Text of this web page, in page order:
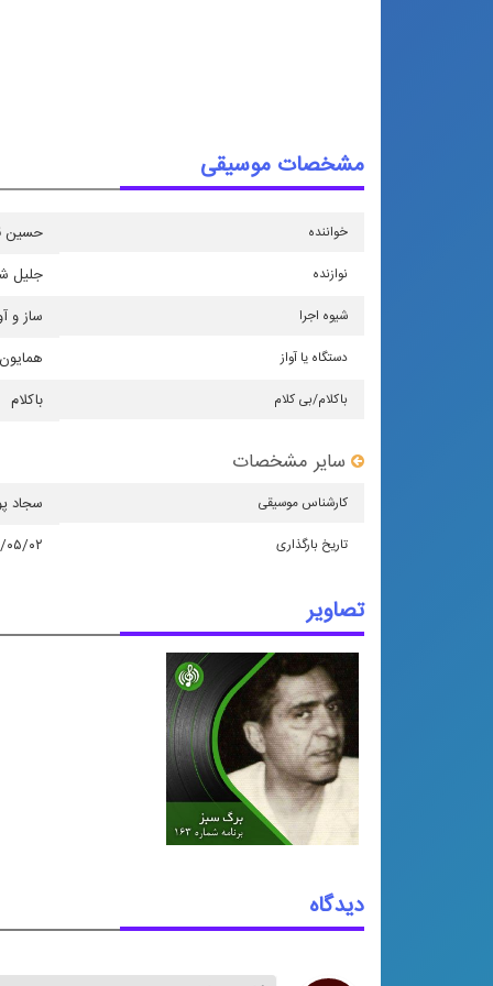
مشخصات موسیقی
خواننده حسین
نوازنده جلیل
شیوه اجرا ساز و
دستگاه یا آواز همایون
باكلام/بی كلام باکلام
سایر مشخصات
كارشناس موسیقی سجاد
تاریخ بارگذاری ۱۳۹۶/
تصاویر
دیدگاه